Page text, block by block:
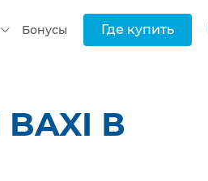
Бонусы Где купить
В